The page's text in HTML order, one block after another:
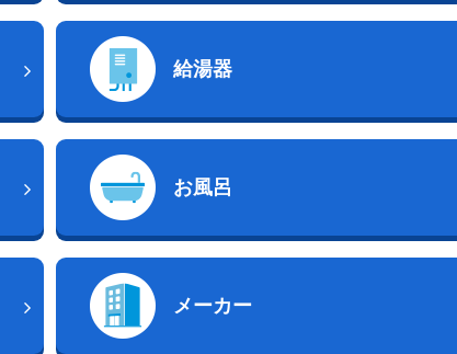
給湯器
お風呂
メーカー